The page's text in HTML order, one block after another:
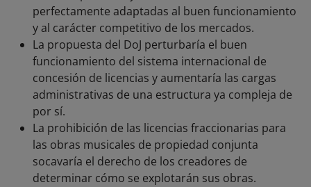
perfectamente adaptadas al buen funcionamiento
y al carácter competitivo de los mercados.
La propuesta del DoJ perturbaría el buen
funcionamiento del sistema internacional de
concesión de licencias y aumentaría las cargas
administrativas de una estructura ya compleja de
por sí.
La prohibición de las licencias fraccionarias para
las obras musicales de propiedad conjunta
socavaría el derecho de los creadores de
determinar cómo se explotarán sus obras.